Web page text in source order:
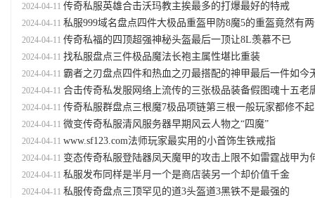
2024-04-11 传奇私服英雄合击沃玛教主挨最多的打爆最好的特戒
2024-04-11 私服999域名盘点四件大极品重盔甲防8魔5的重盔竟然有
2024-04-11 传奇私福的四顶超强神秘头盔最后一顶让8L羡慕不已
2024-04-11 找私服盘点三件极品魔法长袍主属性堪比重装
2024-04-11 霸者之刃盘点四件和热血之刃最搭配的神甲最后一件如今无留
2024-04-11 合击传奇私发服网络上流传的三张极品装备假图魂十五老唐哥哥上
2024-04-11 传奇私服群盘点三根魔7极品项链第三根一般玩家都修不起
2024-04-11 微变传奇私服清风服务器早期风云人物之“四魔”
2024-04-11 www.sf123.com法师玩家最实用的小首饰生铁戒指
2024-04-11 变态传奇私服登陆器凤天魔甲的攻击上限不如雷霆战甲为何它更贵
2024-04-11 私服发布同样是半月一个是商店装另一个却价值千金
2024-04-11 私服传奇盘点三顶罕见的道3头盔道3黑铁不是最强的